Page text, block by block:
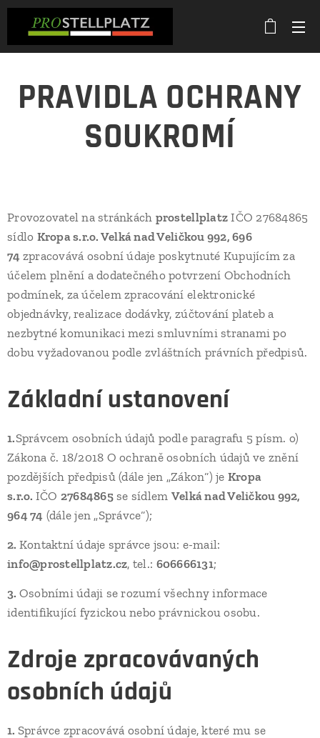
PRAVIDLA OCHRANY
SOUKROMÍ
Provozovatel na stránkách prostellplatz IČO 27684865
sídlo Kropa s.r.o. Velká nad Veličkou 992, 696
74 zpracovává osobní údaje poskytnuté Kupujícím za
účelem plnění a dodatečného potvrzení Obchodních
podmínek, za účelem zpracování elektronické
objednávky, realizace dodávky, zúčtování plateb a
nezbytné komunikaci mezi smluvními stranami po
dobu vyžadovanou podle zvláštních právních předpisů.
Základní ustanovení
1.Správcem osobních údajů podle paragrafu 5 písm. o)
Zákona č. 18/2018 O ochraně osobních údajů ve znění
pozdějších předpisů (dále jen „Zákon“) je Kropa
s.r.o. IČO 27684865se sídlem Velká nad Veličkou 992,
964 74 (dále jen „Správce“);
2. Kontaktní údaje správce jsou: e-mail:
info@prostellplatz.cz, tel.: 606666131;
3. Osobními údaji se rozumí všechny informace
identifikující fyzickou nebo právnickou osobu.
Zdroje zpracovávaných
osobních údajů
1. Správce zpracovává osobní údaje, které mu se